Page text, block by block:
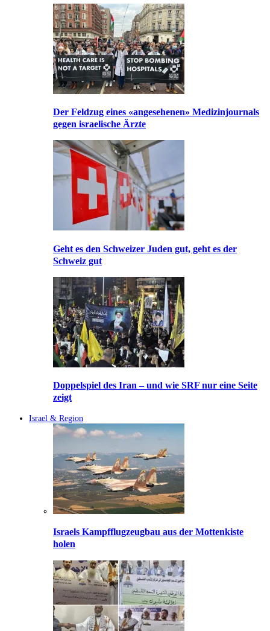
Der Feldzug eines «angesehenen» Medizinjournals
gegen israelische Ärzte
Geht es den Schweizer Juden gut, geht es der
Schweiz gut
Doppelspiel des Iran – und wie SRF nur eine Seite
zeigt
Israel & Region
Israels Kampfflugzeugbau aus der Mottenkiste
holen